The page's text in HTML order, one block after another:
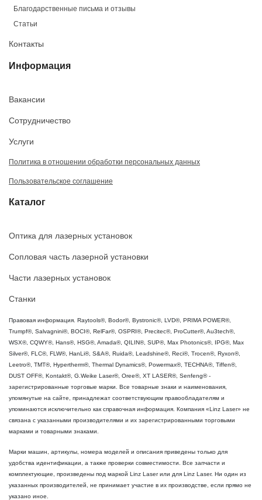
Благодарственные письма и отзывы
Статьи
Контакты
Информация
Вакансии
Сотрудничество
Услуги
Политика в отношении обработки персональных данных
Пользовательское соглашение
Каталог
Оптика для лазерных установок
Сопловая часть лазерной установки
Части лазерных установок
Станки
Правовая информация. Raytools®, Bodor®, Bystronic®, LVD®, PRIMA POWER®,
Trumpf®, Salvagnini®, BOCI®, RelFar®, OSPRI®, Precitec®, ProCutter®, Au3tech®,
WSX®, CQWY®, Hans®, HSG®, Amada®, QILIN®, SUP®, Max Photonics®, IPG®, Max
Silver®, FLC®, FLW®, HanLi®, S&A®, Ruida®, Leadshine®, Reci®, Trocen®, Ryxon®,
Leetro®, TMT®, Hypertherm®, Thermal Dynamics®, Powermax®, TECHNA®, Tiffen®,
DUST OFF®, Kontakt®, G.Weike Laser®, Oree®, XT LASER®, Senfeng® -
зарегистрированные торговые марки. Все товарные знаки и наименования,
упомянутые на сайте, принадлежат соответствующим правообладателям и
упоминаются исключительно как справочная информация. Компания «Linz Laser» не
связана с указанными производителями и их зарегистрированными торговыми
марками и товарными знаками.
Марки машин, артикулы, номера моделей и описания приведены только для
удобства идентификации, а также проверки совместимости. Все запчасти и
комплектующие, произведены под маркой Linz Laser или для Linz Laser. Ни один из
указанных производителей, не принимает участие в их производстве, если прямо не
указано иное.